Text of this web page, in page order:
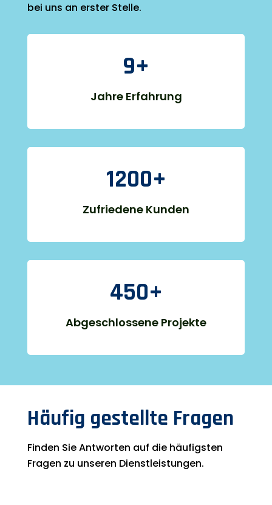
bei uns an erster Stelle.
9+
Jahre Erfahrung
1200+
Zufriedene Kunden
450+
Abgeschlossene Projekte
Häufig gestellte Fragen
Finden Sie Antworten auf die häufigsten
Fragen zu unseren Dienstleistungen.